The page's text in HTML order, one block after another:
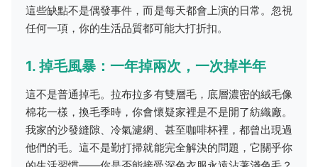
這些缺點不是偶發事件，而是每天都會上演的日常。忽視
任何一項，你的生活品質都可能大打折扣。
1. 掉毛風暴：一年掉兩次，一次掉半年
這不是普通掉毛。拉布拉多有雙層毛，底層濃密的絨毛像
棉花一樣，換毛季時，你會懷疑家裡是不是開了紡織廠。
我家的沙發縫隙、冷氣濾網、甚至咖啡杯裡，都曾出現過
他們的毛。這不是勤打掃就能完全解決的問題，它關乎你